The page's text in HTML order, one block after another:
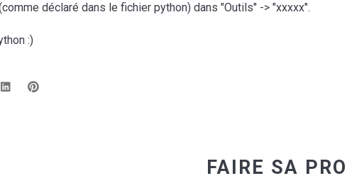
déclaré dans le fichier python) dans "Outils" -> "xxxxx".
:)